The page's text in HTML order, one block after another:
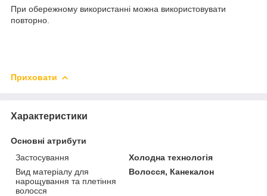
При обережному використанні можна використовувати
повторно.
Приховати
Характеристики
Основні атрибути
Застосування
Холодна технологія
Вид матеріалу для
нарощування та плетіння
волосся
Волосся, Канекалон